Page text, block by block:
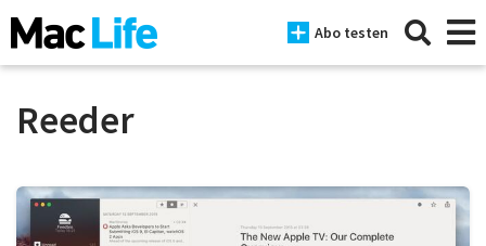
Abo testen
iPhone
Reeder